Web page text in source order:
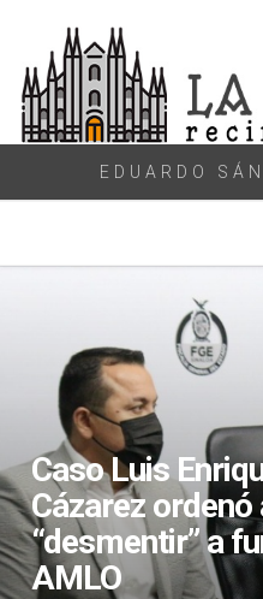
content
EDUARDO
Caso Luis
Cázarez ordenó
“desmentir” a
AMLO